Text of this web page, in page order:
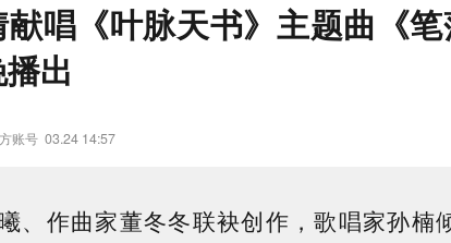
唱《叶脉天书》主题曲《
出
账号 03.24 14:57
、作曲家董冬冬联袂创作，歌唱家孙楠